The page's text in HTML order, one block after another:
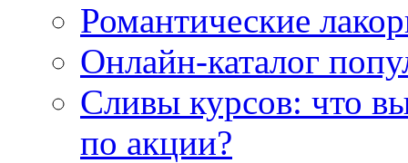
Романтические
Онлайн-каталог
Сливы курсов: что
по акции?